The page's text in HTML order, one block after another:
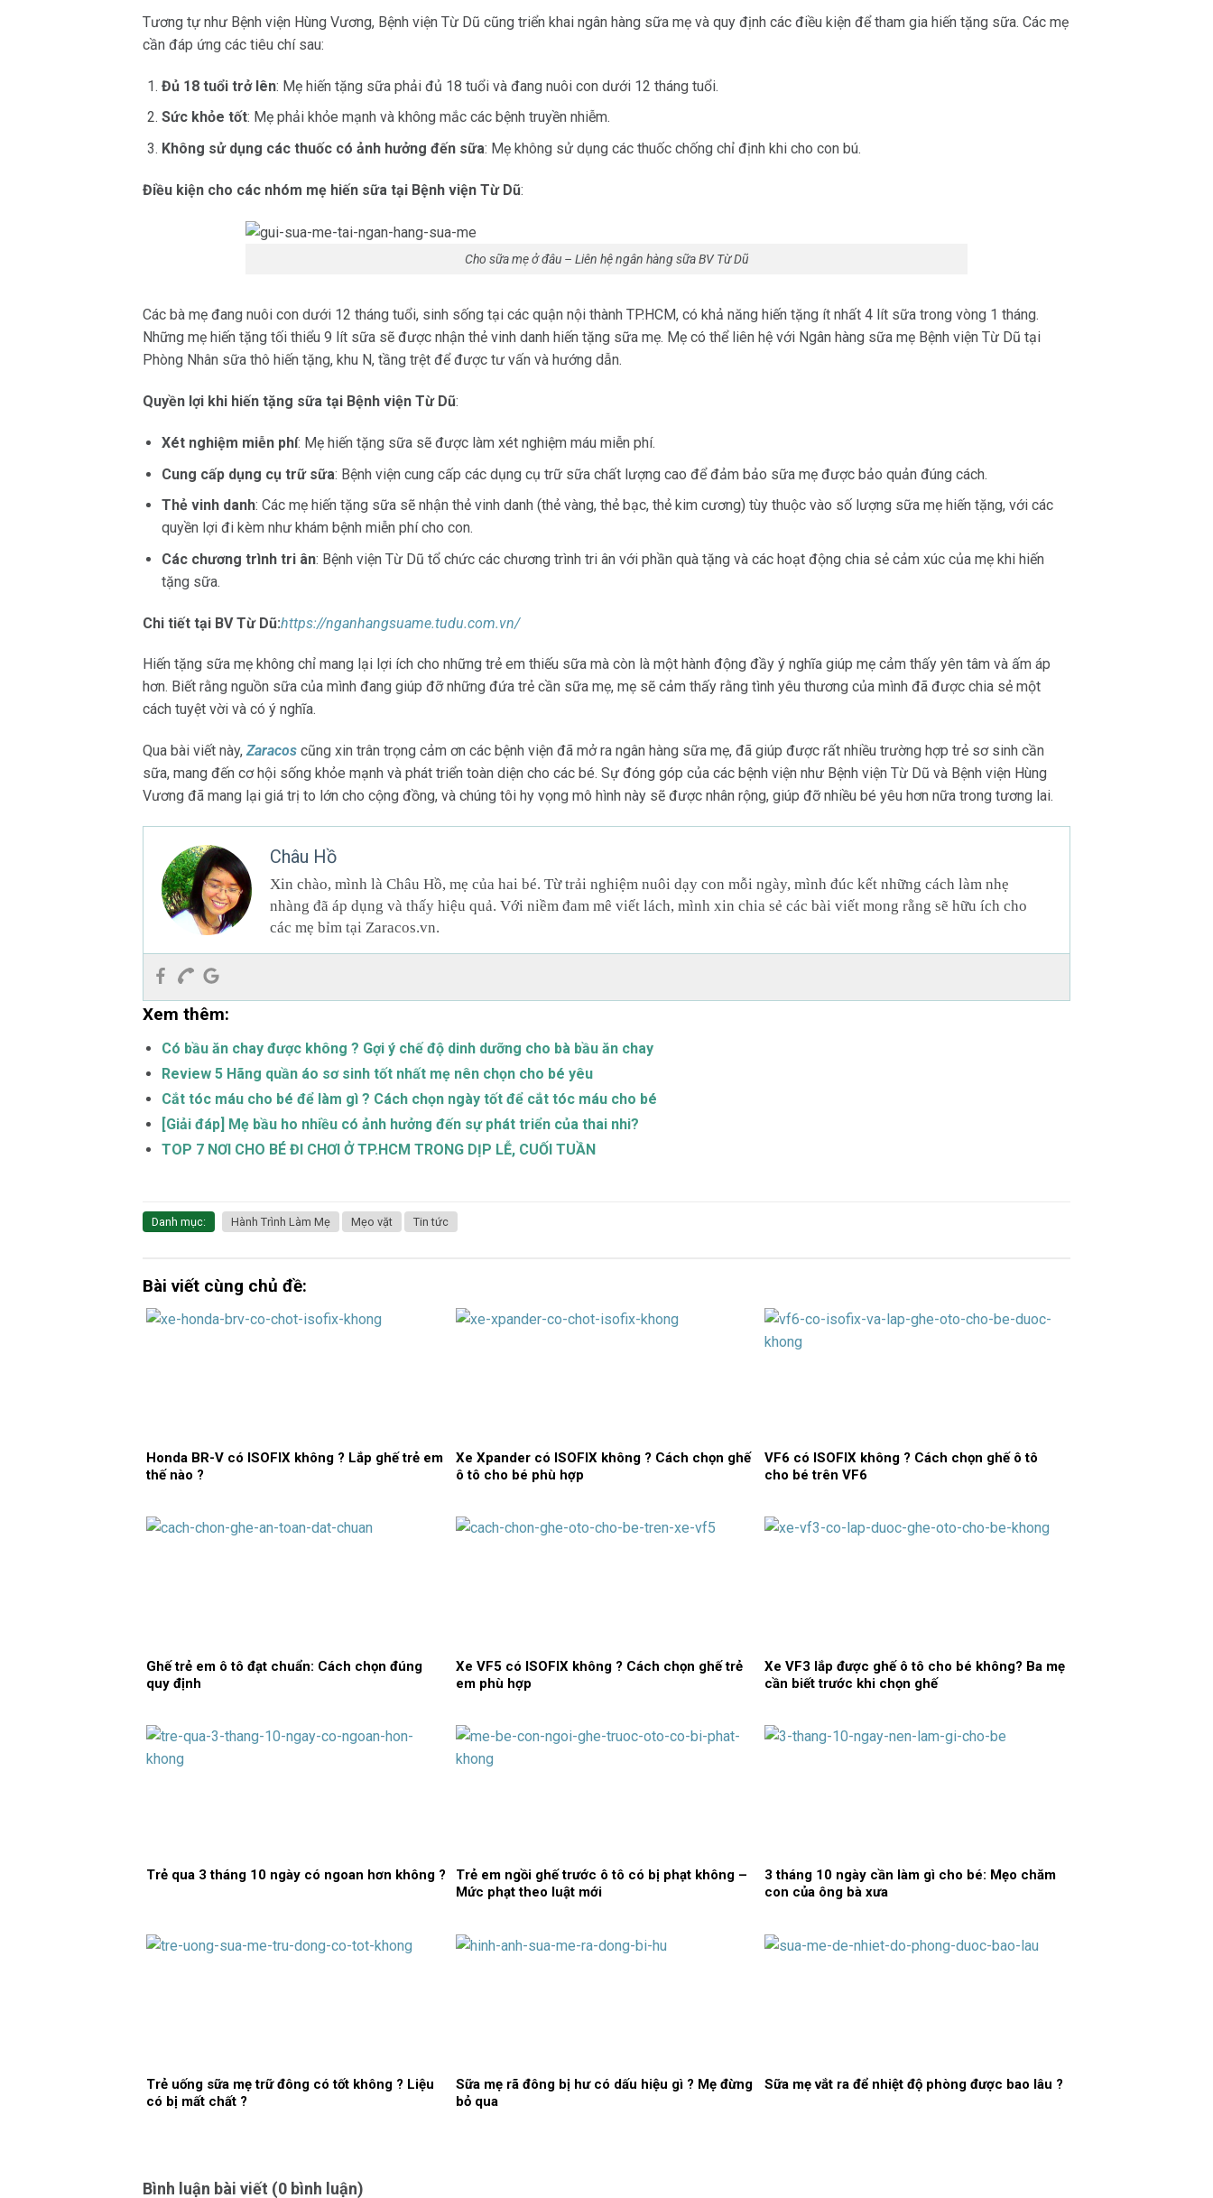
Tương tự như Bệnh viện Hùng Vương, Bệnh viện Từ Dũ cũng triển khai ngân hàng sữa mẹ và quy định các điều kiện để tham gia hiến tặng sữa. Các mẹ
cần đáp ứng các tiêu chí sau:
Đủ 18 tuổi trở lên: Mẹ hiến tặng sữa phải đủ 18 tuổi và đang nuôi con dưới 12 tháng tuổi.
Sức khỏe tốt: Mẹ phải khỏe mạnh và không mắc các bệnh truyền nhiễm.
Không sử dụng các thuốc có ảnh hưởng đến sữa: Mẹ không sử dụng các thuốc chống chỉ định khi cho con bú.
Điều kiện cho các nhóm mẹ hiến sữa tại Bệnh viện Từ Dũ:
Cho sữa mẹ ở đâu – Liên hệ ngân hàng sữa BV Từ Dũ
Các bà mẹ đang nuôi con dưới 12 tháng tuổi, sinh sống tại các quận nội thành TP.HCM, có khả năng hiến tặng ít nhất 4 lít sữa trong vòng 1 tháng.
Những mẹ hiến tặng tối thiểu 9 lít sữasẽ được nhận thẻ vinh danh hiến tặng sữa mẹ. Mẹ có thể liên hệ với Ngân hàng sữa mẹ Bệnh viện Từ Dũ tại
Phòng Nhân sữa thô hiến tặng, khu N, tầng trệt để được tư vấn và hướng dẫn.
Quyền lợi khi hiến tặng sữa tại Bệnh viện Từ Dũ:
Xét nghiệm miễn phí: Mẹ hiến tặng sữa sẽ được làm xét nghiệm máu miễn phí.
Cung cấp dụng cụ trữ sữa: Bệnh viện cung cấp các dụng cụ trữ sữa chất lượng cao để đảm bảo sữa mẹ được bảo quản đúng cách.
Thẻ vinh danh: Các mẹ hiến tặng sữa sẽ nhận thẻ vinh danh (thẻ vàng, thẻ bạc, thẻ kim cương) tùy thuộc vào số lượng sữa mẹ hiến tặng, với các
quyền lợi đi kèm như khám bệnh miễn phí cho con.
Các chương trình tri ân: Bệnh viện Từ Dũ tổ chức các chương trình tri ân với phần quà tặng và các hoạt động chia sẻ cảm xúc của mẹ khi hiến
tặng sữa.
Chi tiết tại BV Từ Dũ:https://nganhangsuame.tudu.com.vn/
Hiến tặng sữa mẹ không chỉ mang lại lợi ích cho những trẻ em thiếu sữa mà còn là một hành động đầy ý nghĩa giúp mẹ cảm thấy yên tâm và ấm áp
hơn. Biết rằng nguồn sữa của mình đang giúp đỡ những đứa trẻ cần sữa mẹ, mẹ sẽ cảm thấy rằng tình yêu thương của mình đã được chia sẻ một
cách tuyệt vời và có ý nghĩa.
Qua bài viết này,Zaracoscũng xin trân trọng cảm ơn các bệnh viện đã mở ra ngân hàng sữa mẹ, đã giúp được rất nhiều trường hợp trẻ sơ sinh cần
sữa, mang đến cơ hội sống khỏe mạnh và phát triển toàn diện cho các bé. Sự đóng góp của các bệnh viện như Bệnh viện Từ Dũ và Bệnh viện Hùng
Vương đã mang lại giá trị to lớn cho cộng đồng, và chúng tôi hy vọng mô hình này sẽ được nhân rộng, giúp đỡ nhiều bé yêu hơn nữa trong tương lai.
Châu Hồ
Xin chào, mình là Châu Hồ, mẹ của hai bé. Từ trải nghiệm nuôi dạy con mỗi ngày, mình đúc kết những cách làm nhẹ
nhàng đã áp dụng và thấy hiệu quả. Với niềm đam mê viết lách, mình xin chia sẻ các bài viết mong rằng sẽ hữu ích cho
các mẹ bỉm tại Zaracos.vn.
Xem thêm:
Có bầu ăn chay được không ? Gợi ý chế độ dinh dưỡng cho bà bầu ăn chay
Review 5 Hãng quần áo sơ sinh tốt nhất mẹ nên chọn cho bé yêu
Cắt tóc máu cho bé để làm gì ? Cách chọn ngày tốt để cắt tóc máu cho bé
[Giải đáp] Mẹ bầu ho nhiều có ảnh hưởng đến sự phát triển của thai nhi?
TOP 7 NƠI CHO BÉ ĐI CHƠI Ở TP.HCM TRONG DỊP LỄ, CUỐI TUẦN
Danh mục: Hành Trình Làm Mẹ Mẹo vặt Tin tức
Bài viết cùng chủ đề:
Honda BR-V có ISOFIX không ? Lắp ghế trẻ em
thế nào ?
Xe Xpander có ISOFIX không ? Cách chọn ghế
ô tô cho bé phù hợp
VF6 có ISOFIX không ? Cách chọn ghế ô tô
cho bé trên VF6
Ghế trẻ em ô tô đạt chuẩn: Cách chọn đúng
quy định
Xe VF5 có ISOFIX không ? Cách chọn ghế trẻ
em phù hợp
Xe VF3 lắp được ghế ô tô cho bé không? Ba mẹ
cần biết trước khi chọn ghế
Trẻ qua 3 tháng 10 ngày có ngoan hơn không ?
Trẻ em ngồi ghế trước ô tô có bị phạt không –
Mức phạt theo luật mới
3 tháng 10 ngày cần làm gì cho bé: Mẹo chăm
con của ông bà xưa
Trẻ uống sữa mẹ trữ đông có tốt không ? Liệu
có bị mất chất ?
Sữa mẹ rã đông bị hư có dấu hiệu gì ? Mẹ đừng
bỏ qua
Sữa mẹ vắt ra để nhiệt độ phòng được bao lâu ?
Bình luận bài viết (0 bình luận)